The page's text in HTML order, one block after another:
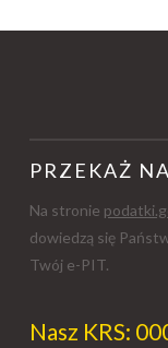
PRZEKAŻ
Na stronie
dowiedzą się
Twój e-PIT.
Nasz KRS: